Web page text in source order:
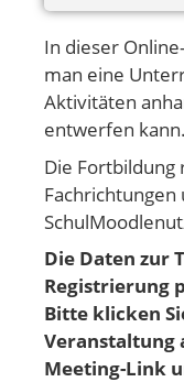
In dieser
man eine
Aktivitäten
entwerfen kann.
Die Fortbildung
Die Daten zur
Registrierung
Bitte klicken
Veranstaltung
Meeting-Link